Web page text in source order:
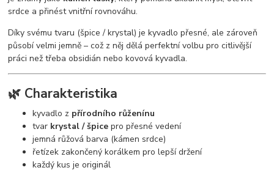
srdce a přinést vnitřní rovnováhu.
Díky svému tvaru (špice / krystal) je kyvadlo přesné, ale zároveň
působí velmi jemně – což z něj dělá perfektní volbu pro citlivější
práci než třeba obsidián nebo kovová kyvadla.
🌿 Charakteristika
kyvadlo z přírodního růženínu
tvar krystal / špice pro přesné vedení
jemná růžová barva (kámen srdce)
řetízek zakončený korálkem pro lepší držení
každý kus je originál